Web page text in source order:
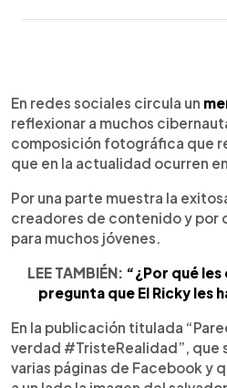
► Escuchar artículo
En redes sociales circula un
reflexionar a muchos
composición fotográfica que
que en la actualidad ocurren
Por una parte muestra la
creadores de contenido y por
para muchos jóvenes.
LEE TAMBIÉN: “¿Por qué les
pregunta que El Ricky les
En la publicación titulada
verdad #TristeRealidad”, que
varias páginas de Facebook y